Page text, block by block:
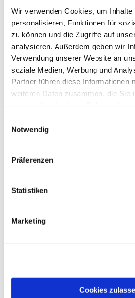
Wir verwenden Cookies, um Inhalte
personalisieren, Funktionen für
zu können und die Zugriffe auf
analysieren. Außerdem geben wir
Verwendung unserer Website an
soziale Medien, Werbung und
Partner führen diese Informationen
weiteren Daten zusammen, die Sie
Notwendig
Präferenzen
Statistiken
Marketing
Cookies
Versöhnung statt. Sie werden
von Menschen aus der
Mit der Andacht möchten wir
Trost spenden und gemeinsam
der Mauer erinnern.